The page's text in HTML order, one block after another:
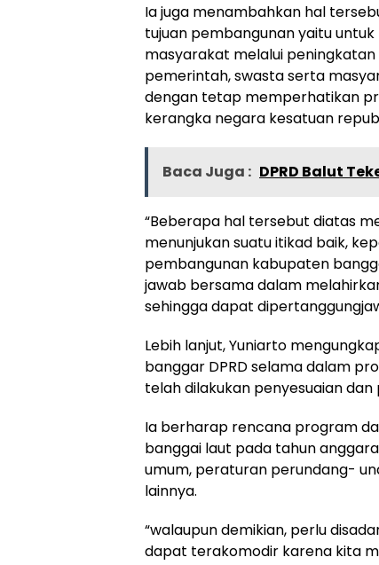
Ia juga menambahkan hal
tujuan pembangunan yaitu
masyarakat melalui
pemerintah, swasta serta
dengan tetap memperhatikan
kerangka negara kesatuan
Baca Juga : DPRD Balut
“Beberapa hal tersebut diatas
menunjukan suatu itikad baik,
pembangunan kabupaten
jawab bersama dalam
sehingga dapat
Lebih lanjut, Yuniarto
banggar DPRD selama dalam
telah dilakukan penyesuaian dan
Ia berharap rencana program
banggai laut pada tahun
umum, peraturan perundang-
lainnya.
“walaupun demikian, perlu
dapat terakomodir karena kita